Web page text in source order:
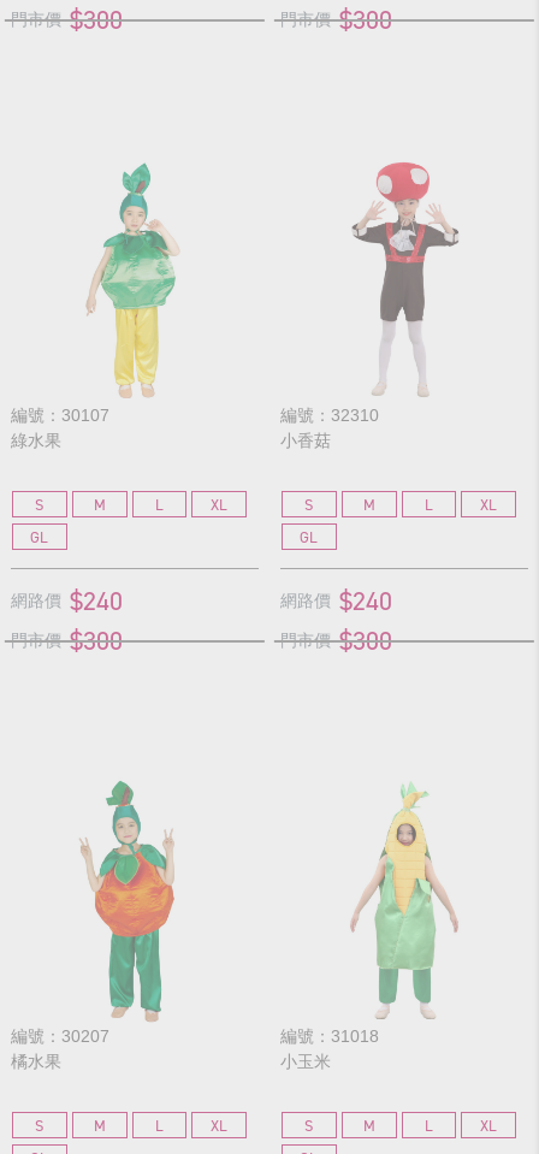
門市價 $300 門市價 $300
編號：30107
綠水果
S M L
XL
GL
網路價 $240
門市價 $300
編號：32310
小香菇
S M L
XL
GL
網路價 $240
門市價 $300
編號：30207
橘水果
S M L
XL
編號：31018
小玉米
S M L
XL